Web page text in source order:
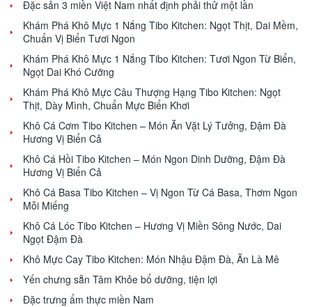
Đặc sản 3 miền Việt Nam nhất định phải thử một lần
Khám Phá Khô Mực 1 Nắng Tibo Kitchen: Ngọt Thịt, Dai Mềm,
Chuẩn Vị Biển Tươi Ngon
Khám Phá Khô Mực 1 Nắng Tibo Kitchen: Tươi Ngon Từ Biển,
Ngọt Dai Khó Cưỡng
Khám Phá Khô Mực Câu Thượng Hạng Tibo Kitchen: Ngọt
Thịt, Dày Mình, Chuẩn Mực Biển Khơi
Khô Cá Cơm Tibo Kitchen – Món Ăn Vặt Lý Tưởng, Đậm Đà
Hương Vị Biển Cả
Khô Cá Hồi Tibo Kitchen – Món Ngon Dinh Dưỡng, Đậm Đà
Hương Vị Biển Cả
Khô Cá Basa Tibo Kitchen – Vị Ngon Từ Cá Basa, Thơm Ngon
Mỗi Miếng
Khô Cá Lóc Tibo Kitchen – Hương Vị Miền Sông Nước, Dai
Ngọt Đậm Đà
Khô Mực Cay Tibo Kitchen: Món Nhậu Đậm Đà, Ăn Là Mê
Yến chưng sẵn Tâm Khỏe bổ dưỡng, tiện lợi
Đặc trưng ẩm thực miền Nam